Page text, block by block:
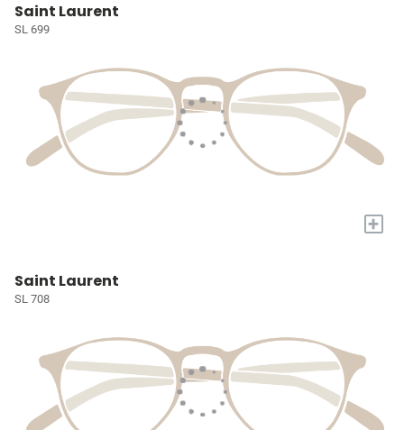
Saint Laurent
SL 699
+
Saint Laurent
SL 708